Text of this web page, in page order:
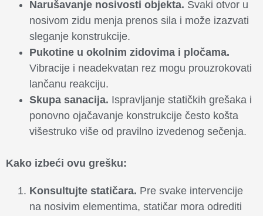
Narušavanje nosivosti objekta. Svaki otvor u
nosivom zidu menja prenos sila i može izazvati
sleganje konstrukcije.
Pukotine u okolnim zidovima i pločama.
Vibracije i neadekvatan rez mogu prouzrokovati
lančanu reakciju.
Skupa sanacija. Ispravljanje statičkih grešaka i
ponovno ojačavanje konstrukcije često košta
višestruko više od pravilno izvedenog sečenja.
Kako izbeći ovu grešku:
Konsultujte statičara. Pre svake intervencije
na nosivim elementima, statičar mora odrediti